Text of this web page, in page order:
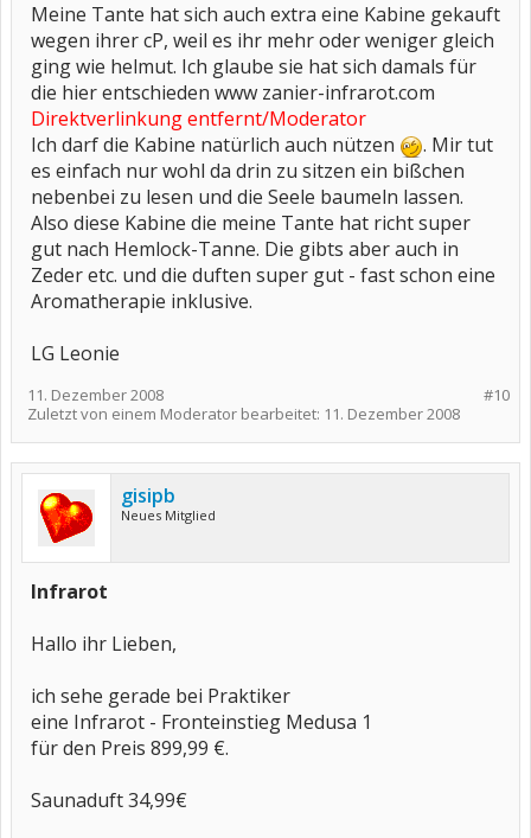
Meine Tante hat sich auch extra eine Kabine gekauft
wegen ihrer cP, weil es ihr mehr oder weniger gleich
ging wie helmut. Ich glaube sie hat sich damals für
die hier entschieden www zanier-infrarot.com
Direktverlinkung entfernt/Moderator
Ich darf die Kabine natürlich auch nützen
. Mir tut
es einfach nur wohl da drin zu sitzen ein bißchen
nebenbei zu lesen und die Seele baumeln lassen.
Also diese Kabine die meine Tante hat richt super
gut nach Hemlock-Tanne. Die gibts aber auch in
Zeder etc. und die duften super gut - fast schon eine
Aromatherapie inklusive.
LG Leonie
#10
11. Dezember 2008
Zuletzt von einem Moderator bearbeitet: 11. Dezember 2008
gisipb
Neues Mitglied
Infrarot
Hallo ihr Lieben,
ich sehe gerade bei Praktiker
eine Infrarot - Fronteinstieg Medusa 1
für den Preis 899,99 €.
Saunaduft 34,99€